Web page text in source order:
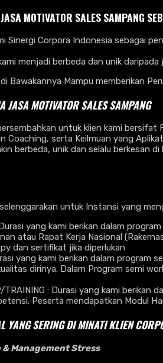
MOTIVATOR SALES SAMPANG
Sinergi Corpora Indonesia sebagai
menjadi berbeda dan unik daripada
Bawakannya Mampu memberikan
JASA MOTIVATOR SALES SAMPANG
untuk klien kami
Coaching, serta Keilmuan yang
berbeda, unik dan selalu berkesan
untuk Instansi yang
Durasi yang kami berikan dalam
atau Rapat Kerja Nasional
dan sertifikat jika diperlukan
yang kami berikan dalam
dirinya. Dalam Program semi
TRAINING : Durasi yang kami
Peserta mendapatkan Modul
YANG SERING DI MINATI KLIEN
Management Stress